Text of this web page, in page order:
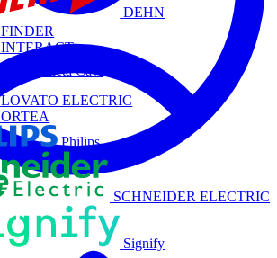
DEHN
FINDER
INTERACT
La Triveneta Cavi
LOVATO ELECTRIC
ORTEA
Philips
SCHNEIDER ELECTRIC
Signify